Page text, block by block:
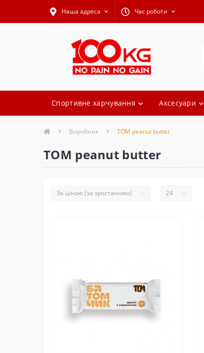
Наша адреса Час роботи
Спортивне харчування Аксесуари
Виробник TOM peanut butter
TOM peanut butter